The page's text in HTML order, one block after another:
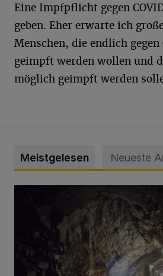
Eine Impfpflicht gegen
geben. Eher erwarte ich
Menschen, die endlich gegen
geimpft werden wollen und
möglich geimpft werden
Meistgelesen Neueste